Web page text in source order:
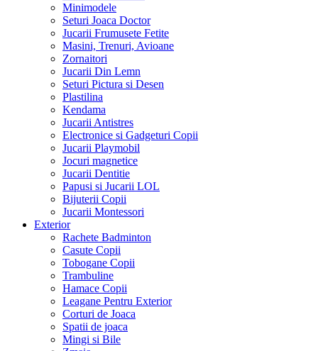
Minimodele
Seturi Joaca Doctor
Jucarii Frumusete Fetite
Masini, Trenuri, Avioane
Zornaitori
Jucarii Din Lemn
Seturi Pictura si Desen
Plastilina
Kendama
Jucarii Antistres
Electronice si Gadgeturi Copii
Jucarii Playmobil
Jocuri magnetice
Jucarii Dentitie
Papusi si Jucarii LOL
Bijuterii Copii
Jucarii Montessori
Exterior
Rachete Badminton
Casute Copii
Tobogane Copii
Trambuline
Hamace Copii
Leagane Pentru Exterior
Corturi de Joaca
Spatii de joaca
Mingi si Bile